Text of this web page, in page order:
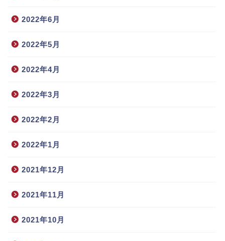
2022年6月
2022年5月
2022年4月
2022年3月
2022年2月
2022年1月
2021年12月
2021年11月
2021年10月